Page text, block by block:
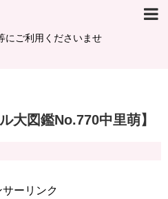
にご利用くださいませ
大図鑑No.770中里萌】
サーリンク